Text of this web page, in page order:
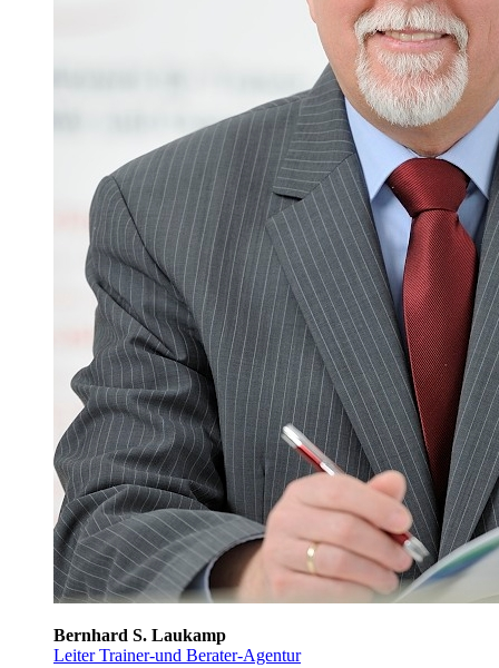
Bernhard S. Laukamp
Leiter Trainer-und Berater-Agentur